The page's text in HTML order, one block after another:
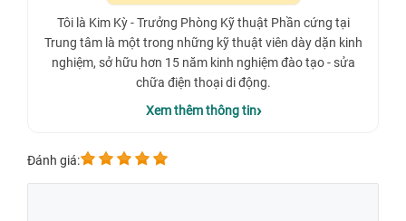
Tôi là Kim Kỳ - Trưởng Phòng Kỹ thuật Phần cứng tại
Trung tâm là một trong những kỹ thuật viên dày dặn kinh
nghiệm, sở hữu hơn 15 năm kinh nghiệm đào tạo - sửa
chữa điện thoại di động.
Xem thêm thông tin
Đánh giá: